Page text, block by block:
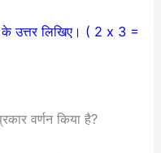
के उत्तर लिखिए। ( 2 x 3 =
वर्णन किया है?